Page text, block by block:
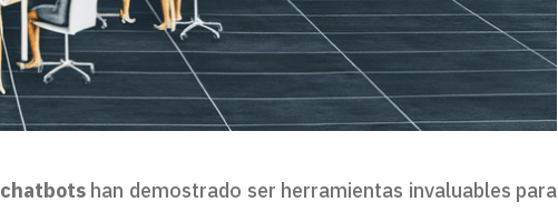
chatbotshan demostrado ser herramientas invaluables para